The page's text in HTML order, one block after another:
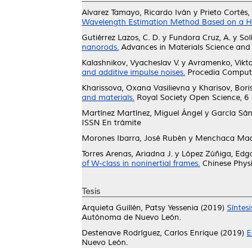
Alvarez Tamayo, Ricardo Iván y Prieto
Wavelength Estimation Method Based on a
Gutiérrez Lazos, C. D. y Fundora Cruz, A. y
nanorods. Advances in Materials Science
Kalashnikov, Vyacheslav V. y Avramenko,
and additive impulse noises. Procedia
Kharissova, Oxana Vasilievna y Kharisov,
and materials. Royal Society Open Science,
Martínez Martínez, Miguel Ángel y García
ISSN En trámite
Morones Ibarra, José Rubén y Menchaca
Torres Arenas, Ariadna J. y López Zúñiga,
of W-class in noninertial frames. Chinese
Tesis
Arquieta Guillén, Patsy Yessenia (2019)
Autónoma de Nuevo León.
Destenave Rodríguez, Carlos Enrique (2019)
Nuevo León.